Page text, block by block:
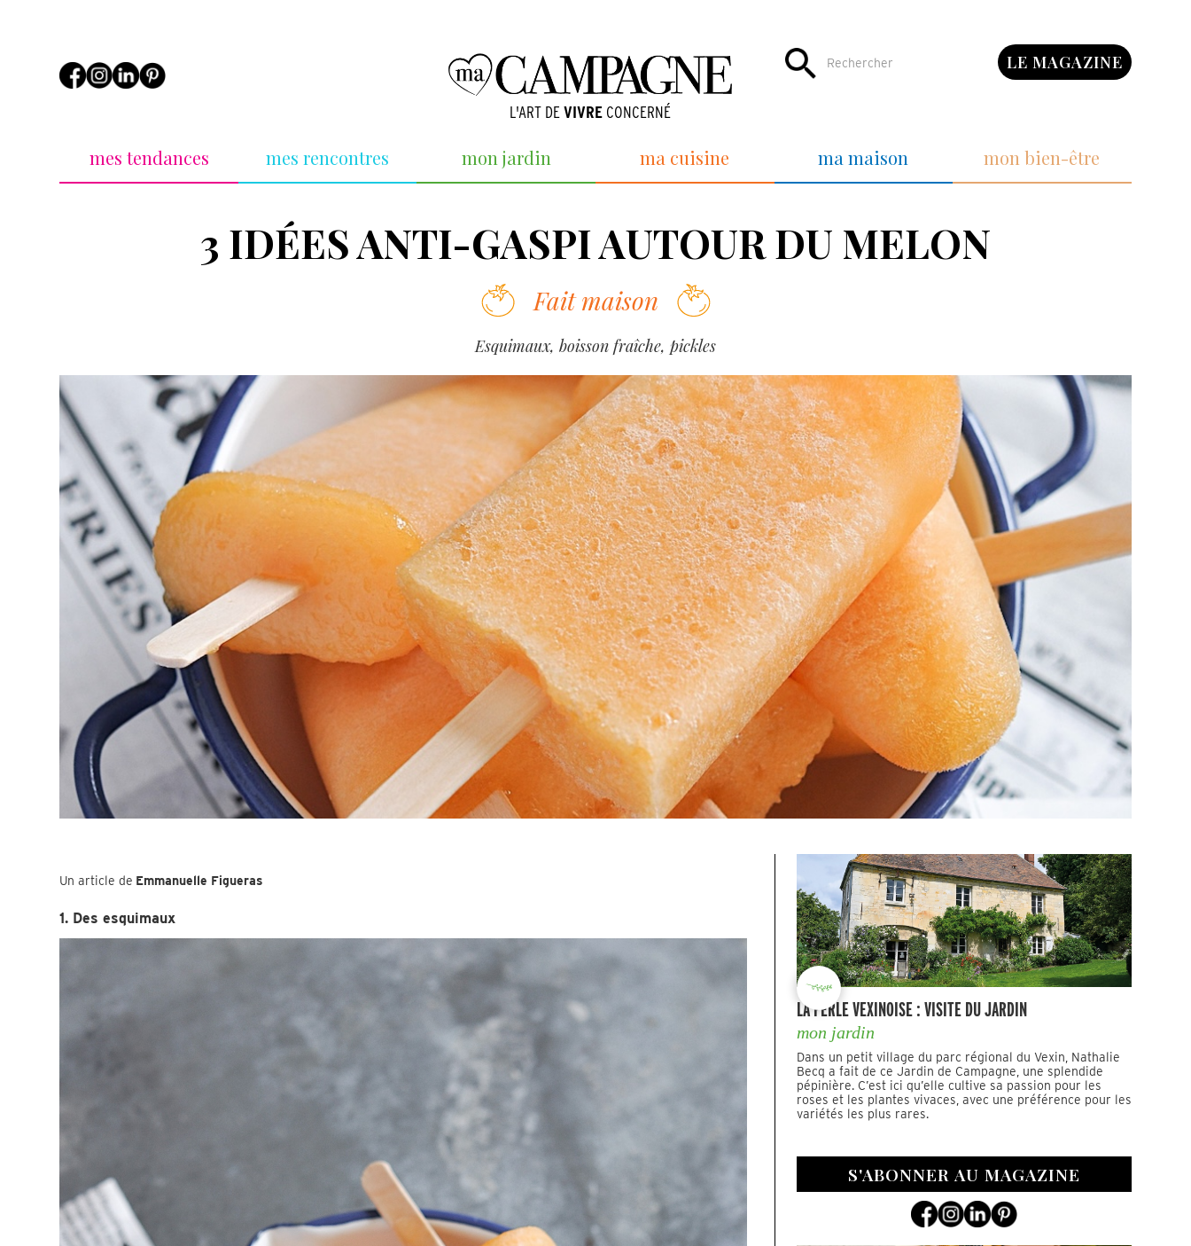
L'ART DEVIVRECONCERNÉ
LE MAGAZINE
mes tendances mes rencontres mon jardin ma cuisine ma maison mon bien-être
3 IDÉES ANTI-GASPI AUTOUR DU MELON
Fait maison
Esquimaux, boisson fraîche, pickles
Un article de Emmanuelle Figueras
1. Des esquimaux
LA PERLE VEXINOISE : VISITE DU JARDIN
mon jardin
Dans un petit village du parc régional du Vexin, Nathalie
Becq a fait de ce Jardin de Campagne, une splendide
pépinière. C’est ici qu’elle cultive sa passion pour les
roses et les plantes vivaces, avec une préférence pour les
variétés les plus rares.
S'ABONNER AU MAGAZINE